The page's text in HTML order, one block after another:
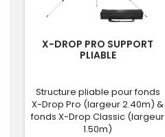
X-DROP PRO SUPPORT
PLIABLE
Structure pliable pour fonds
X-Drop Pro (largeur 2.40m) &
fonds X-Drop Classic (largeur
1.50m)